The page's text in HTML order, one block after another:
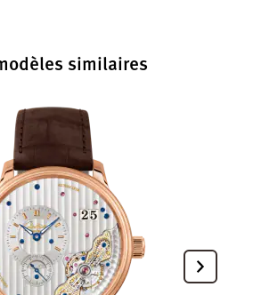
similaires